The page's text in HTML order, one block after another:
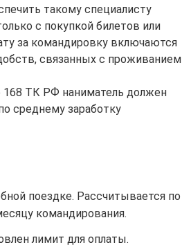
такому специалисту
с покупкой билетов или
за командировку включаются
связанных с проживанием
168 ТК РФ наниматель должен
среднему заработку
поездке. Рассчитывается по
командирования.
лимит для оплаты.